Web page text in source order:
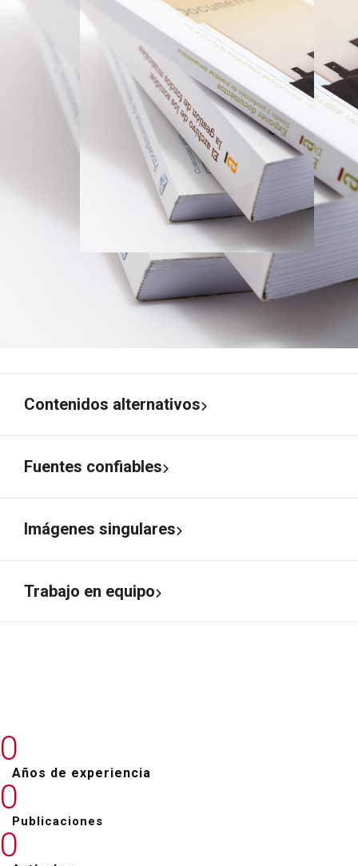
Contenidos alternativos
Fuentes confiables
Imágenes singulares
Trabajo en equipo
0
Años de experiencia
0
Publicaciones
0